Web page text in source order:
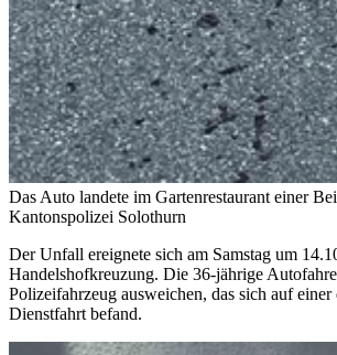
Das Auto landete im Gartenrestaurant einer
Kantonspolizei Solothurn
Der Unfall ereignete sich am Samstag um
Handelshofkreuzung. Die 36-jährige
Polizeifahrzeug ausweichen, das sich auf
Dienstfahrt befand.